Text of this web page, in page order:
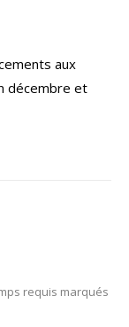
aux
décembre et
requis marqués